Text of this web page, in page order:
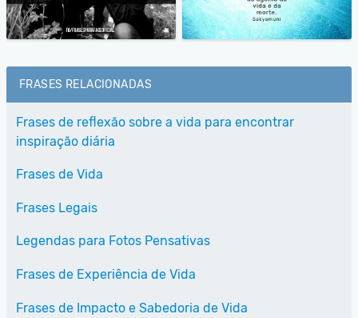
FRASES RELACIONADAS
Frases de reflexão sobre a vida para encontrar
inspiração diária
Frases de Vida
Frases Legais
Legendas para Fotos Pensativas
Frases de Experiência de Vida
Frases de Impacto e Sabedoria de Vida